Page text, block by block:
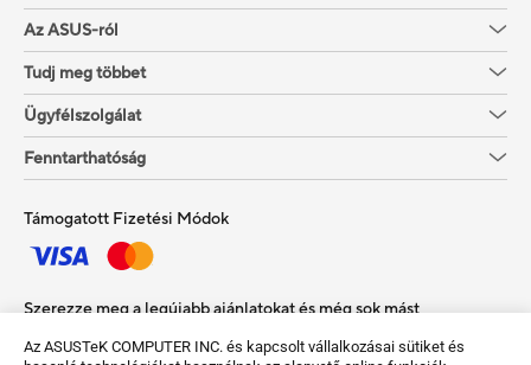
Az ASUSTeK COMPUTER INC. és kapcsolt vállalkozásai sütiket és
Az ASUS-ról
Tudj meg többet
Ügyfélszolgálat
Fenntarthatóság
Támogatott Fizetési Módok
Szerezze meg a legújabb ajánlatokat és még sok mást
Sign up